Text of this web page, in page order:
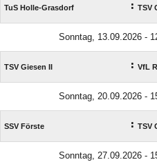
TuS Holle-Grasdorf : TSV
Sonntag, 13.09.2026 -
TSV Giesen II : VfL
Sonntag, 20.09.2026 -
SSV Förste : TSV
Sonntag, 27.09.2026 -